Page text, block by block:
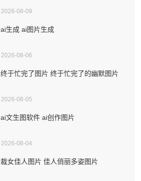
2026-08-09
ai生成 ai图片生成
2026-08-06
终于忙完了图片 终于忙完了的幽默图片
2026-08-05
ai文生图软件 ai创作图片
2026-08-04
裁女佳人图片 佳人俏丽多姿图片